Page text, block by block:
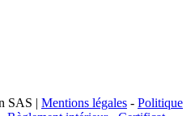
SAS | Mentions légales - Politique